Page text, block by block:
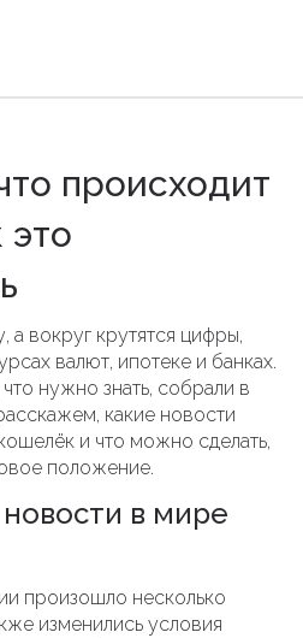
происходит
это
а вокруг крутятся цифры,
валют, ипотеке и банках.
нужно знать, собрали в
какие новости
и что можно сделать,
положение.
в мире
произошло несколько
изменились условия